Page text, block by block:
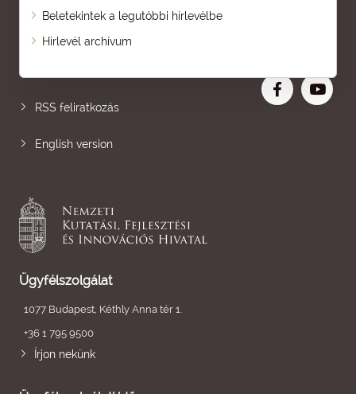
Beletekintek a legutóbbi hírlevélbe
Hírlevél archívum
Oldaltérkép
RSS feliratkozás
English version
Ügyfélszolgálat
1077 Budapest, Kéthly Anna tér 1.
+36 1 795 9500
Írjon nekünk